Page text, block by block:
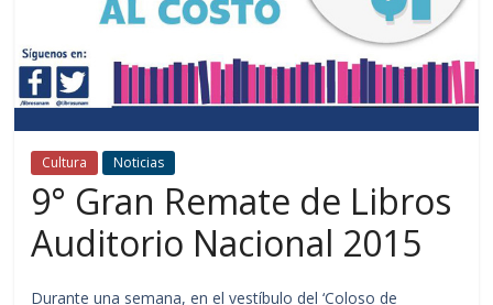
Cultura Noticias
9° Gran Remate de Libros
Auditorio Nacional 2015
Durante una semana, en el vestíbulo del ‘Coloso de